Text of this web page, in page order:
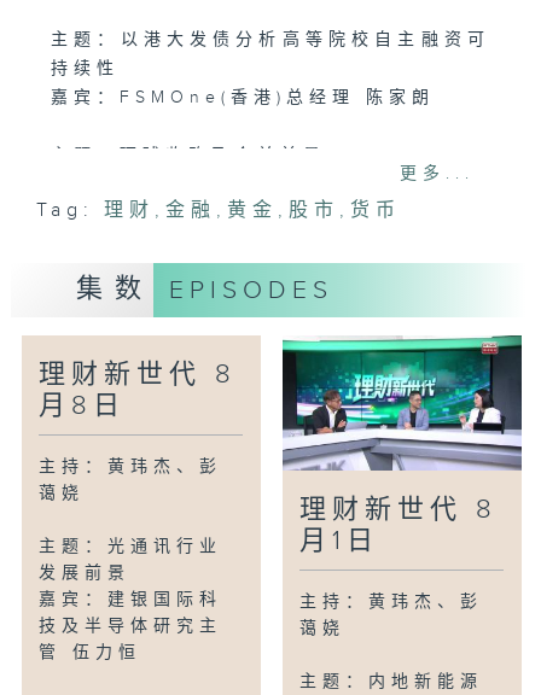
主题：以港大发债分析高等院校自主融资可
持续性
嘉宾：FSMOne(香港)总经理 陈家朗
嘉宾：花旗银行投资策略及环球财富策划部
主管 廖嘉豪
更多...
Tag: 理财 ,金融 , 黄金 ,股市 , 货币
集数 EPISODES
理财新世代 8
月8日
主持：黄玮杰、彭
蔼娆
主题：光通讯行业
发展前景
嘉宾：建银国际科
技及半导体研究主
管 伍力恒
理财新世代 8
月1日
主持：黄玮杰、彭
蔼娆
主题：内地新能源